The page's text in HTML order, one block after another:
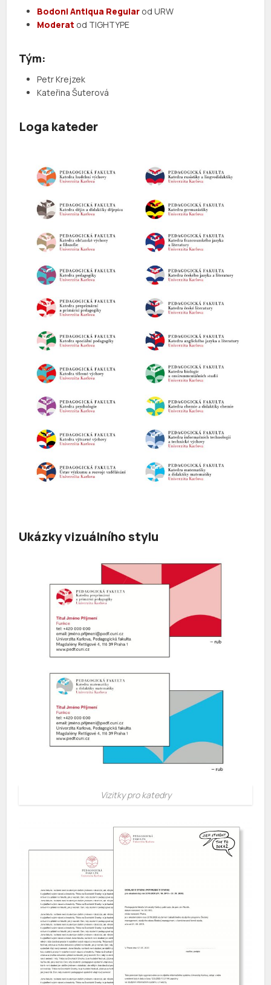
Bodoni Antiqua Regular od URW
Moderat od TIGHTYPE
Tým:
Petr Krejzek
Kateřina Šuterová
Loga kateder
Ukázky vizuálního stylu
Vizitky pro katedry